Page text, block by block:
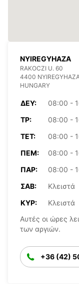
NYIREGYHAZA
RAKOCZI U. 60
4400
HUNGARY
ΔΕΥ:
08:00 -
ΤΡ:
08:00 -
ΤΕΤ:
08:00 -
ΠΈΜ:
08:00 -
ΠΑΡ:
08:00 -
ΣΆΒ:
Κλειστά
ΚΥΡ:
Κλειστά
Αυτές οι ώρες
των αργιών.
+36 (42)